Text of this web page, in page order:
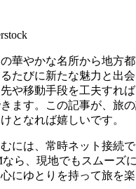
華やかな名所から地方
たびに新たな魅力と出
や移動手段を工夫すれ
ます。この記事が、旅
となれば嬉しいです。
には、常時ネット接続
なら、現地でもスムーズ
にゆとりを持って旅を楽